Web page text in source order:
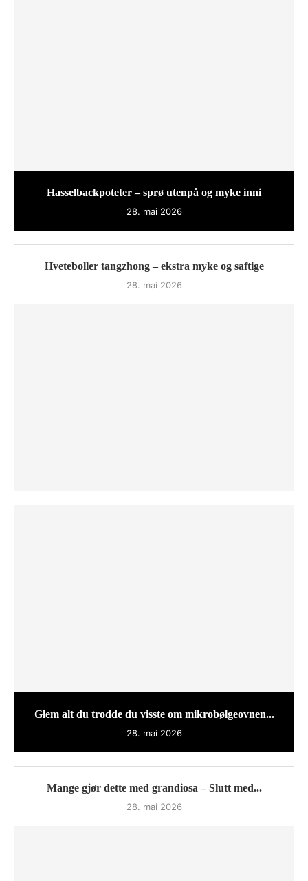
Hasselbackpoteter – sprø utenpå og myke inni
28. mai 2026
Hveteboller tangzhong – ekstra myke og saftige
28. mai 2026
Glem alt du trodde du visste om mikrobølgeovnen...
28. mai 2026
Mange gjør dette med grandiosa – Slutt med...
28. mai 2026